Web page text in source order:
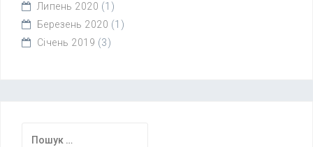
Липень 2020 (1)
Березень 2020 (1)
Січень 2019 (3)